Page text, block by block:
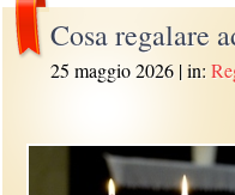
Cosa regalare
25 maggio 2026 | in: